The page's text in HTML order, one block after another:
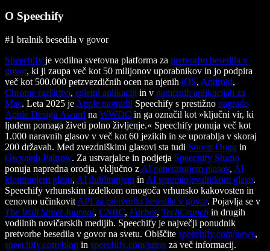
O Speechify
#1 bralnik besedila v govor
Speechify je vodilna svetovna platforma za pretvorbo besedila v
govor, ki ji zaupa več kot 50 milijonov uporabnikov in jo podpira
več kot 500.000 petzvezdičnih ocen na njenih iOS, Android,
Chrome razširitvi, spletni aplikaciji in v namiznih aplikacijah za
Mac. Leta 2025 je Apple nagradil Speechify s prestižno nagrado
Apple Design Award na WWDC in ga označil kot »ključni vir, ki
ljudem pomaga živeti polno življenje.« Speechify ponuja več kot
1.000 naravnih glasov v več kot 60 jezikih in se uporablja v skoraj
200 državah. Med zvezdniškimi glasovi sta tudi Snoop Dogg in
Gwyneth Paltrow. Za ustvarjalce in podjetja Speechify Studio
ponuja napredna orodja, vključno z AI generatorjem glasov, AI
kloniranjem glasu, AI dubliranjem in AI spreminjevalnikom glasu.
Speechify vrhunskim izdelkom omogoča vrhunsko kakovosten in
cenovno učinkovit API za pretvorbo besedila v govor. Pojavlja se v
The Wall Street Journal, CNBC, Forbes, TechCrunch in drugih
vodilnih novičarskih medijih. Speechify je največji ponudnik
pretvorbe besedila v govor na svetu. Obiščite speechify.com/news,
speechify.com/blog in speechify.com/press za več informacij.